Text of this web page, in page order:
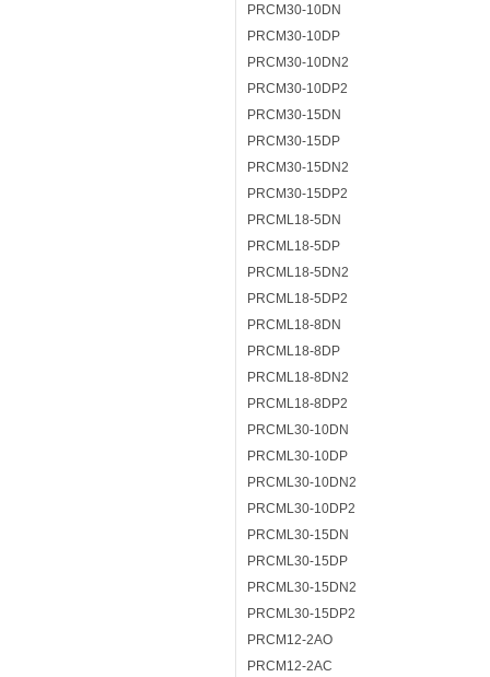
PRCM30-10DN
PRCM30-10DP
PRCM30-10DN2
PRCM30-10DP2
PRCM30-15DN
PRCM30-15DP
PRCM30-15DN2
PRCM30-15DP2
PRCML18-5DN
PRCML18-5DP
PRCML18-5DN2
PRCML18-5DP2
PRCML18-8DN
PRCML18-8DP
PRCML18-8DN2
PRCML18-8DP2
PRCML30-10DN
PRCML30-10DP
PRCML30-10DN2
PRCML30-10DP2
PRCML30-15DN
PRCML30-15DP
PRCML30-15DN2
PRCML30-15DP2
PRCM12-2AO
PRCM12-2AC